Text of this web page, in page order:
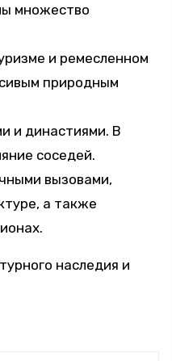
множество
и ремесленном
природным
и династиями. В
соседей.
вызовами,
а также
наследия и